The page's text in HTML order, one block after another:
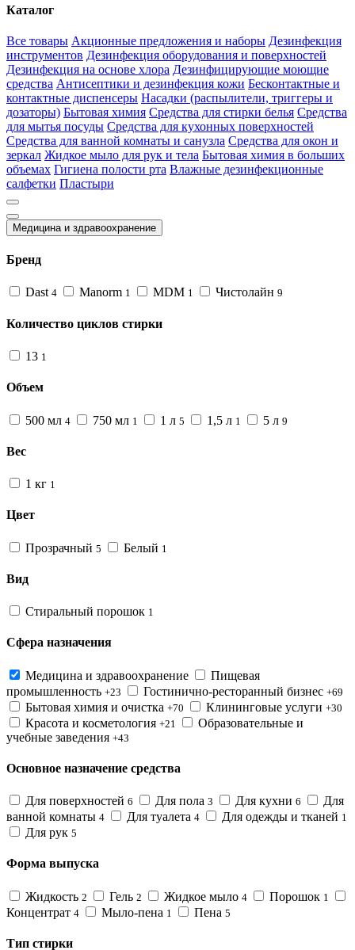
Каталог
Все товары Акционные предложения и наборы Дезинфекция
инструментов Дезинфекция оборудования и поверхностей
Дезинфекция на основе хлора Дезинфицирующие моющие
средства Антисептики и дезинфекция кожи Бесконтактные и
контактные диспенсеры Насадки (распылители, триггеры и
дозаторы) Бытовая химия Средства для стирки белья Средства
для мытья посуды Средства для кухонных поверхностей
Средства для ванной комнаты и санузла Средства для окон и
зеркал Жидкое мыло для рук и тела Бытовая химия в больших
объемах Гигиена полости рта Влажные дезинфекционные
салфетки Пластыри
Медицина и здравоохранение
Бренд
Dast 4 Manorm 1 MDM 1 Чистолайн 9
Количество циклов стирки
13 1
Объем
500 мл 4 750 мл 1 1 л 5 1,5 л 1 5 л 9
Вес
1 кг 1
Цвет
Прозрачный 5 Белый 1
Вид
Стиральный порошок 1
Сфера назначения
Медицина и здравоохранение
Пищевая
промышленность +23 Гостинично-ресторанный бизнес +69
Бытовая химия и очистка +70 Клининговые услуги +30
Красота и косметология +21
Образовательные и
учебные заведения +43
Основное назначение средства
Для поверхностей 6 Для пола 3 Для кухни 6
Для
ванной комнаты 4 Для туалета 4 Для одежды и тканей 1
Для рук 5
Форма выпуска
Жидкость 2 Гель 2 Жидкое мыло 4 Порошок 1
Концентрат 4 Мыло-пена 1 Пена 5
Тип стирки